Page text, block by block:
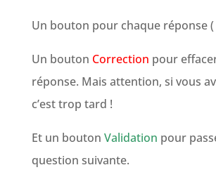
Un bouton pour chaque réponse (
Un bouton Correction pour
réponse. Mais attention, si vous
c’est trop tard !
Et un bouton Validation pour
question suivante.